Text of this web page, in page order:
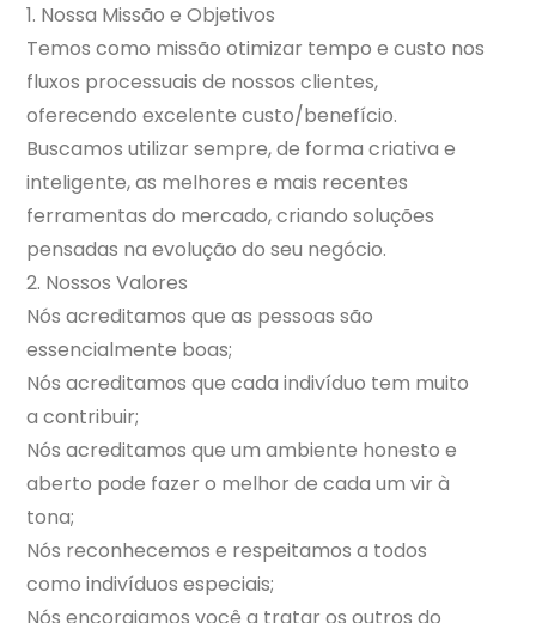
1. Nossa Missão e Objetivos
Temos como missão otimizar tempo e custo nos
fluxos processuais de nossos clientes,
oferecendo excelente custo/benefício.
Buscamos utilizar sempre, de forma criativa e
inteligente, as melhores e mais recentes
ferramentas do mercado, criando soluções
pensadas na evolução do seu negócio.
2. Nossos Valores
Nós acreditamos que as pessoas são
essencialmente boas;
Nós acreditamos que cada indivíduo tem muito
a contribuir;
Nós acreditamos que um ambiente honesto e
aberto pode fazer o melhor de cada um vir à
tona;
Nós reconhecemos e respeitamos a todos
como indivíduos especiais;